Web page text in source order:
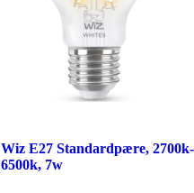
Wiz E27 Standardpære, 2700k-
6500k, 7w